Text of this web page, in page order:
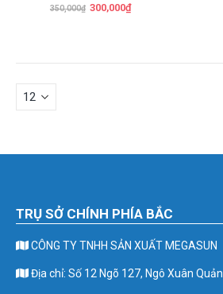
350,000₫ Giá
300,000₫Giá
TRỤ SỞ CHÍNH PHÍA BẮC
CÔNG TY TNHH SẢN XUẤT MEGASUN
Địa chỉ: Số 12 Ngõ 127, Ngô Xuân